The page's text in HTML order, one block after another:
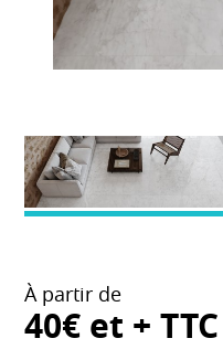
À partir de
40€ et + TTC